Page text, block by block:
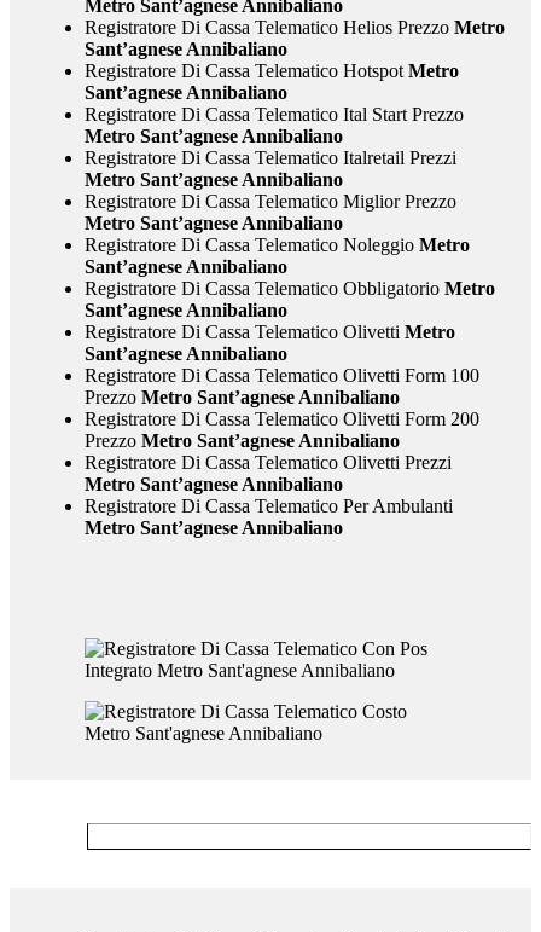
Metro Sant’agnese Annibaliano
Registratore Di Cassa Telematico Helios PrezzoMetro
Sant’agnese Annibaliano
Registratore Di Cassa Telematico HotspotMetro
Sant’agnese Annibaliano
Registratore Di Cassa Telematico Ital Start Prezzo
Metro Sant’agnese Annibaliano
Registratore Di Cassa Telematico Italretail Prezzi
Metro Sant’agnese Annibaliano
Registratore Di Cassa Telematico Miglior Prezzo
Metro Sant’agnese Annibaliano
Registratore Di Cassa Telematico NoleggioMetro
Sant’agnese Annibaliano
Registratore Di Cassa Telematico ObbligatorioMetro
Sant’agnese Annibaliano
Registratore Di Cassa Telematico OlivettiMetro
Sant’agnese Annibaliano
Registratore Di Cassa Telematico Olivetti Form 100
PrezzoMetro Sant’agnese Annibaliano
Registratore Di Cassa Telematico Olivetti Form 200
PrezzoMetro Sant’agnese Annibaliano
Registratore Di Cassa Telematico Olivetti Prezzi
Metro Sant’agnese Annibaliano
Registratore Di Cassa Telematico Per Ambulanti
Metro Sant’agnese Annibaliano